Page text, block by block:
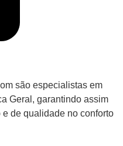
são especialistas em
Geral, garantindo assim
de qualidade no conforto